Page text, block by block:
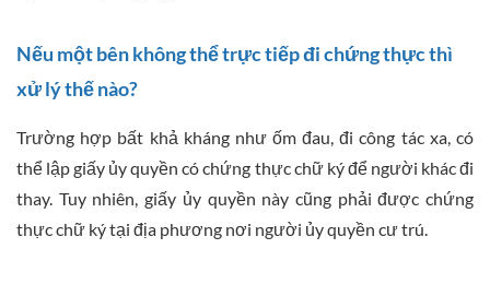
Nếu một bên không thể trực tiếp đi chứng thực thì
xử lý thế nào?
Trường hợp bất khả kháng như ốm đau, đi công tác xa, có
thể lập giấy ủy quyền có chứng thực chữ ký để người khác đi
thay. Tuy nhiên, giấy ủy quyền này cũng phải được chứng
thực chữ ký tại địa phương nơi người ủy quyền cư trú.